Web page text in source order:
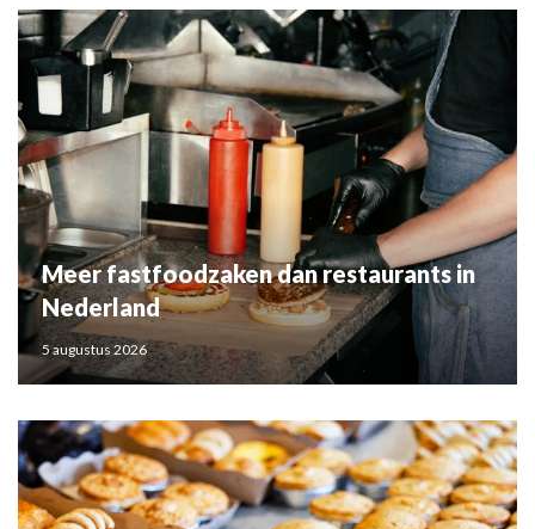
Meer fastfoodzaken dan restaurants in
Nederland
5 augustus 2026